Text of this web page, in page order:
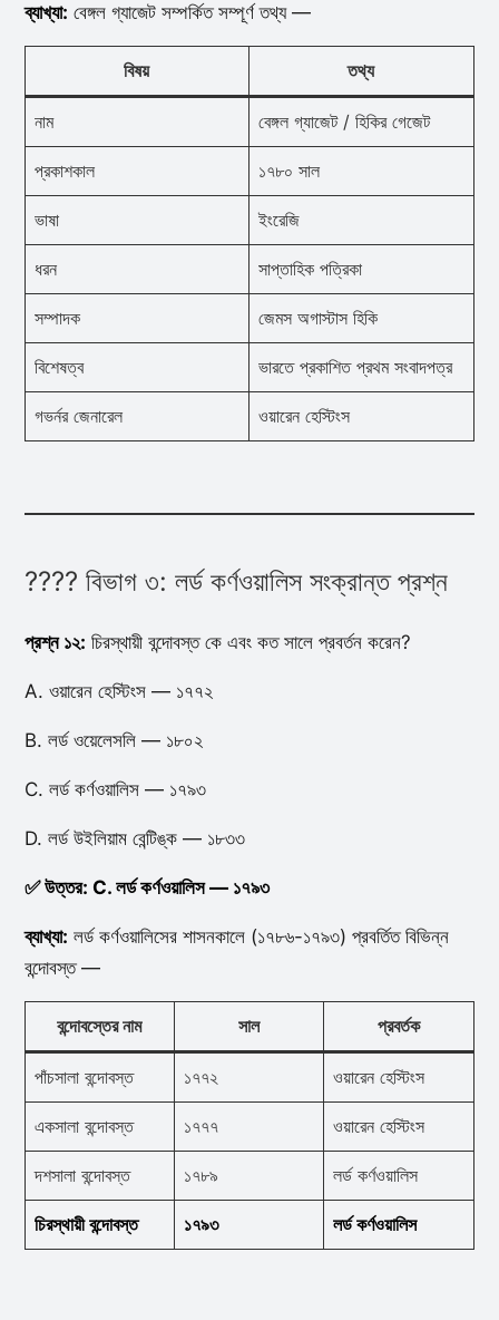
ব্যাখ্যা: বেঙ্গল গ্যাজেট সম্পর্কিত সম্পূর্ণ তথ্য —
বিষয় তথ্য
নাম বেঙ্গল গ্যাজেট / হিকির গেজেট
প্রকাশকাল ১৭৮০ সাল
ভাষা ইংরেজি
ধরন সাপ্তাহিক পত্রিকা
সম্পাদক জেমস অগাস্টাস হিকি
বিশেষত্ব ভারতে প্রকাশিত প্রথম সংবাদপত্র
গভর্নর জেনারেল ওয়ারেন হেস্টিংস
???? বিভাগ ৩: লর্ড কর্ণওয়ালিস সংক্রান্ত প্রশ্ন
প্রশ্ন ১২: চিরস্থায়ী বন্দোবস্ত কে এবং কত সালে প্রবর্তন করেন?
A. ওয়ারেন হেস্টিংস — ১৭৭২
B. লর্ড ওয়েলেসলি — ১৮০২
C. লর্ড কর্ণওয়ালিস — ১৭৯৩
D. লর্ড উইলিয়াম বেন্টিঙ্ক — ১৮৩৩
✅ উত্তর: C. লর্ড কর্ণওয়ালিস — ১৭৯৩
ব্যাখ্যা: লর্ড কর্ণওয়ালিসের শাসনকালে (১৭৮৬-১৭৯৩) প্রবর্তিত বিভিন্ন
বন্দোবস্ত —
বন্দোবস্তের নাম সাল প্রবর্তক
পাঁচসালা বন্দোবস্ত ১৭৭২ ওয়ারেন হেস্টিংস
একসালা বন্দোবস্ত ১৭৭৭ ওয়ারেন হেস্টিংস
দশসালা বন্দোবস্ত ১৭৮৯ লর্ড কর্ণওয়ালিস
চিরস্থায়ী বন্দোবস্ত ১৭৯৩ লর্ড কর্ণওয়ালিস